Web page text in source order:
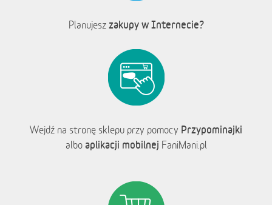
Planujesz zakupy w Internecie?
Wejdź na stronę sklepu przy pomocy Przypominajki
albo aplikacji mobilnej FaniMani.pl